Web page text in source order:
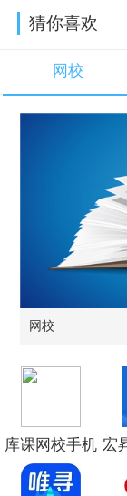
猜你喜欢
网校
网校
库课网校手机
最新版v7.4.1
宏